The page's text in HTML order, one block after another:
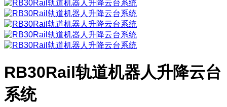
RB30Rail轨道机器人升降云台
系统